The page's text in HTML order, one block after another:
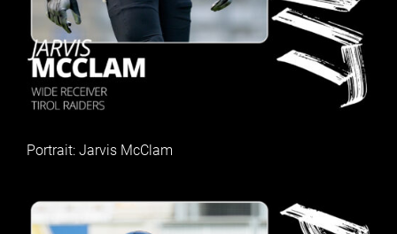
Portrait: Jarvis McClam